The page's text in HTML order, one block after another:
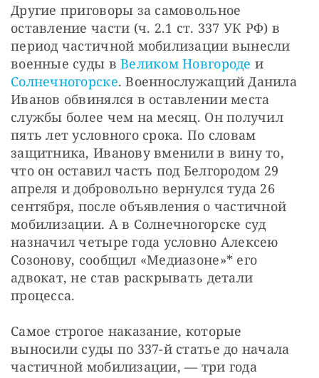
Другие приговоры за самовольное
оставление части (ч. 2.1 ст. 337 УК РФ) в
период частичной мобилизации вынесли
военные суды в Великом Новгороде
Солнечногорске. Военнослужащий Данила
Иванов обвинялся в оставлении места
службы более чем на месяц. Он получил
пять лет условного срока. По словам
защитника, Иванову вменили в вину то,
что он оставил часть под Белгородом 29
апреля и добровольно вернулся туда 26
сентября, после объявления о частичной
мобилизации. А в Солнечногорске суд
назначил четыре года условно Алексею
Созонову, сообщил «Медиазоне»* его
адвокат, не став раскрывать детали
процесса.
Самое строгое наказание, которые
выносили суды по 337-й статье до начала
частичной мобилизации, — три года